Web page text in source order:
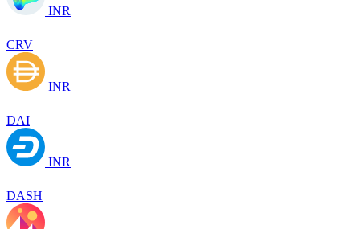
INR
CRV
INR
DAI
INR
DASH